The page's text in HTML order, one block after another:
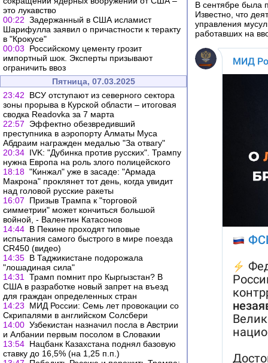
это лукавство
00:22 Задержанный в США исламист
Шарифулла заявил о причастности к теракту
в "Крокусе"
00:03
Российскому цементу грозит
импортный шок. Эксперты призывают
ограничить ввоз
Пятница, 07.03.2025
23:42
ВСУ отступают из северного сектора
зоны прорыва в Курской области – итоговая
сводка Readovka за 7 марта
22:57
Эффектно обезвредивший
преступника в аэропорту Алматы Муса
Абдраим награжден медалью "За отвагу"
20:34 IVK: "Дубинка против русских". Трампу
нужна Европа на роль злого полицейского
18:18 "Кинжал" уже в засаде: "Армада
Макрона" проклянет тот день, когда увидит
над головой русские ракеты
16:07
Призыв Трампа к "торговой
симметрии" может кончиться большой
войной, - Валентин Катасонов
14:44 В Пекине проходят типовые
испытания самого быстрого в мире поезда
CR450 (видео)
14:35 В Таджикистане подорожала
"лошадиная сила"
14:31
Трамп помнит про Кыргызстан? В
США в разработке новый запрет на въезд
для граждан определенных стран
14:23
МИД России: Семь лет провокации со
Скрипалями в английском Солсбери
14:00 Узбекистан назначил посла в Австрии
и Албании первым посолом в Словакии
13:54 Нацбанк Казахстана поднял базовую
ставку до 16,5% (на 1,25 п.п.)
В сентябре была
Известно, что
управления
работавших на